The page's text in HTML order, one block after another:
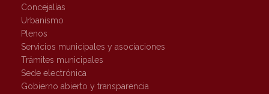
Concejalías
Urbanismo
Plenos
Servicios municipales y asociaciones
Trámites municipales
Sede electrónica
Gobierno abierto y transparencia